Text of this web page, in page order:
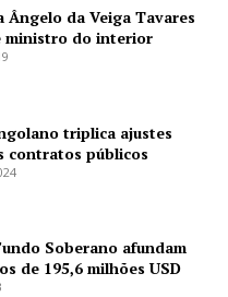
Ângelo da Veiga Tavares
ministro do interior
triplica ajustes
contratos públicos
Soberano afundam
de 195,6 milhões USD